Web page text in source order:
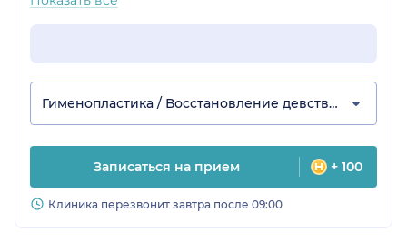
Гименопластика / Восстановление девственности
Записаться на прием + 100
Клиника перезвонит завтра после 09:00